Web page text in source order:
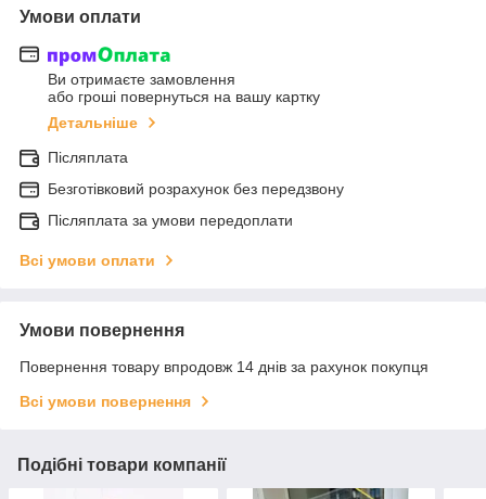
Умови оплати
Ви отримаєте замовлення
або гроші повернуться на вашу картку
Детальніше
Післяплата
Безготівковий розрахунок без передзвону
Післяплата за умови передоплати
Всі умови оплати
Умови повернення
Повернення товару впродовж 14 днів за рахунок покупця
Всі умови повернення
Подібні товари компанії